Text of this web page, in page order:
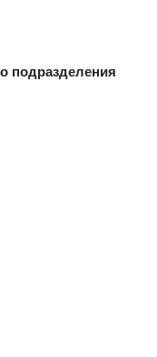
подразделения